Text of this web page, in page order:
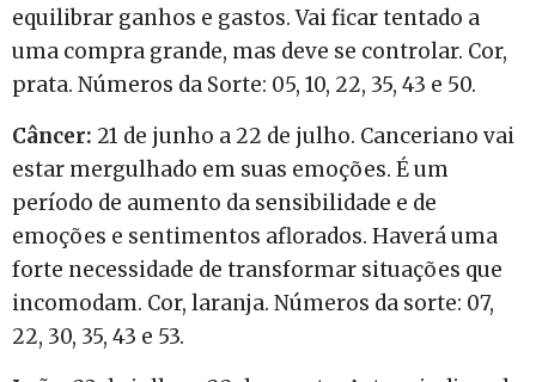
equilibrar ganhos e gastos. Vai ficar tentado a
uma compra grande, mas deve se controlar. Cor,
prata. Números da Sorte: 05, 10, 22, 35, 43 e 50.
Câncer: 21 de junho a 22 de julho. Canceriano vai
estar mergulhado em suas emoções. É um
período de aumento da sensibilidade e de
emoções e sentimentos aflorados. Haverá uma
forte necessidade de transformar situações que
incomodam. Cor, laranja. Números da sorte: 07,
22, 30, 35, 43 e 53.